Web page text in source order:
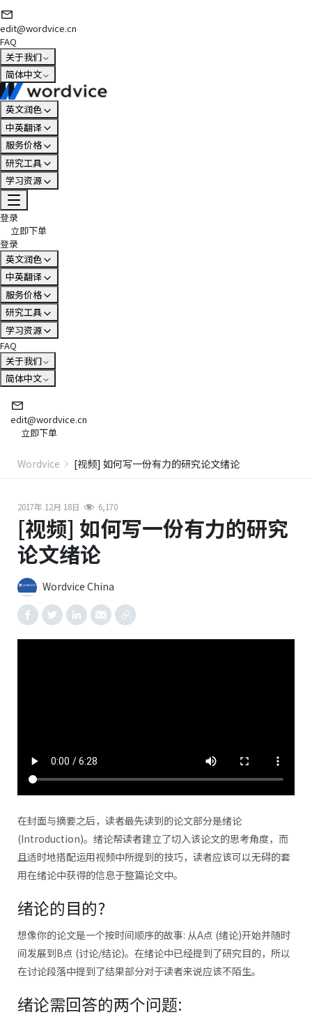
edit@wordvice.cn
FAQ
关于我们
简体中文
英文润色
中英翻译
服务价格
研究工具
学习资源
登录
立即下单
登录
英文润色
中英翻译
服务价格
研究工具
学习资源
FAQ
关于我们
简体中文
edit@wordvice.cn
立即下单
Wordvice [视频] 如何写一份有力的研究论文绪论
2017年 12月 18日 6,170
[视频] 如何写一份有力的研究
论文绪论
Wordvice China
在封面与摘要之后，读者最先读到的论文部分是绪论
(Introduction)。绪论帮读者建立了切入该论文的思考角度，而
且适时地搭配运用视频中所提到的技巧，读者应该可以无碍的套
用在绪论中获得的信息于整篇论文中。
绪论的目的?
想像你的论文是一个按时间顺序的故事: 从A点 (绪论)开始并随时
间发展到B点 (讨论/结论)。在绪论中已经提到了研究目的，所以
在讨论段落中提到了结果部分对于读者来说应该不陌生。
绪论需回答的两个问题: